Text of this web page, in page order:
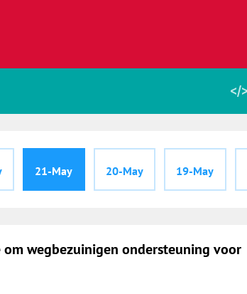
21-May 20-May 19-May
wegbezuinigen ondersteuning voor